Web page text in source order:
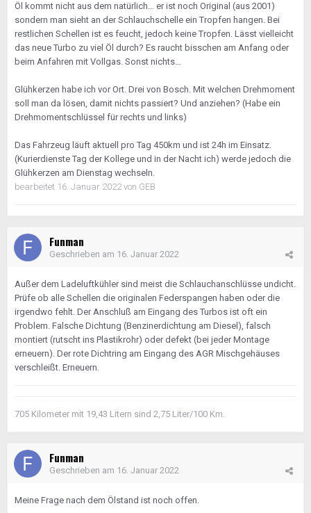
Öl kommt nicht aus dem natürlich… er ist noch Original (aus 2001)
sondern man sieht an der Schlauchschelle ein Tropfen hangen. Bei
restlichen Schellen ist es feucht, jedoch keine Tropfen. Lässt vielleicht
das neue Turbo zu viel Öl durch? Es raucht bisschen am Anfang oder
beim Anfahren mit Vollgas. Sonst nichts…
Glühkerzen habe ich vor Ort. Drei von Bosch. Mit welchen Drehmoment
soll man da lösen, damit nichts passiert? Und anziehen? (Habe ein
Drehmomentschlüssel für rechts und links)
Das Fahrzeug läuft aktuell pro Tag 450km und ist 24h im Einsatz.
(Kurierdienste Tag der Kollege und in der Nacht ich) werde jedoch die
Glühkerzen am Dienstag wechseln.
bearbeitet 16. Januar 2022von GEB
Funman
Geschrieben am 16. Januar 2022
Außer dem Ladeluftkühler sind meist die Schlauchanschlüsse undicht.
Prüfe ob alle Schellen die originalen Federspangen haben oder die
irgendwo fehlt. Der Anschluß am Eingang des Turbos ist oft ein
Problem. Falsche Dichtung (Benzinerdichtung am Diesel), falsch
montiert (rutscht ins Plastikrohr) oder defekt (bei jeder Montage
erneuern). Der rote Dichtring am Eingang des AGR Mischgehäuses
verschleißt. Erneuern.
705 Kilometer mit 19,43 Litern sind 2,75 Liter/100 Km.
Funman
Geschrieben am 16. Januar 2022
Meine Frage nach dem Ölstand ist noch offen.